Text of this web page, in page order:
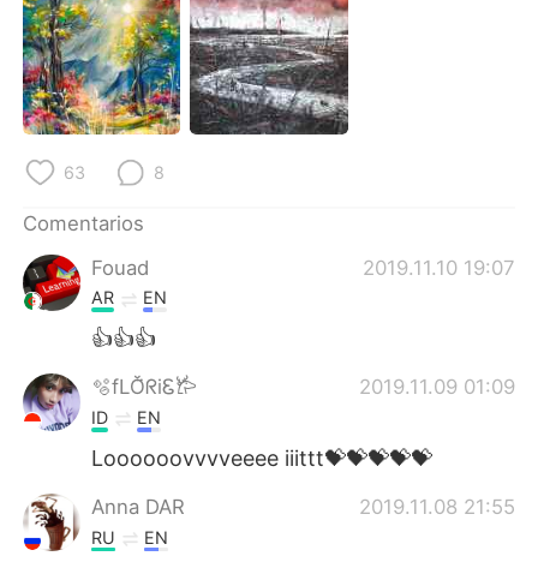
63 8
Comentarios
Fouad
2019.11.10 19:07
AR EN
👍👍👍
🫧fLŎ̈ᖇiᏋ𐂂 2019.11.09 01:09
ID EN
Loooooovvvveeee iiittt💝💝💝💝💝
Anna DAR 2019.11.08 21:55
RU EN